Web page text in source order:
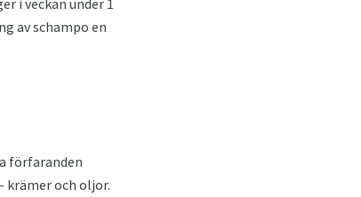
av schampo en
förfaranden
krämer och oljor.